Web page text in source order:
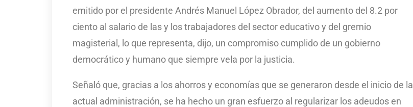
emitido por el presidente Andrés Manuel López Obrador, del aumento del 8.2 por
ciento al salario de las y los trabajadores del sector educativo y del gremio
magisterial, lo que representa, dijo, un compromiso cumplido de un gobierno
democrático y humano que siempre vela por la justicia.
Señaló que, gracias a los ahorros y economías que se generaron desde el inicio de la
actual administración, se ha hecho un gran esfuerzo al regularizar los adeudos en